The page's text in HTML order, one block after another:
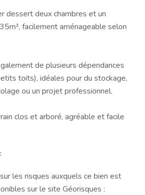
dessert deux chambres et un
facilement aménageable selon
de plusieurs dépendances
toits), idéales pour du stockage,
ou un projet professionnel.
clos et arboré, agréable et facile
les risques auxquels ce bien est
sur le site Géorisques :